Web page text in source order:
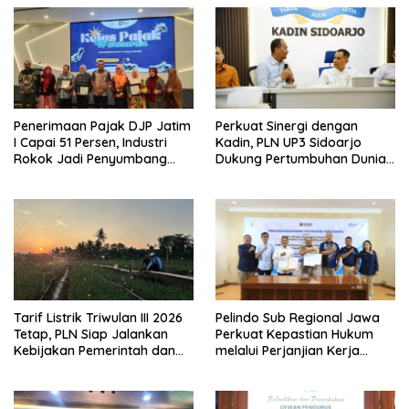
Penerimaan Pajak DJP Jatim
I Capai 51 Persen, Industri
Rokok Jadi Penyumbang
Perkuat Sinergi dengan
Kadin, PLN UP3 Sidoarjo
Dukung Pertumbuhan Dunia
Tarif Listrik Triwulan III 2026
Tetap, PLN Siap Jalankan
Kebijakan Pemerintah dan
Pelindo Sub Regional Jawa
Perkuat Kepastian Hukum
melalui Perjanjian Kerja